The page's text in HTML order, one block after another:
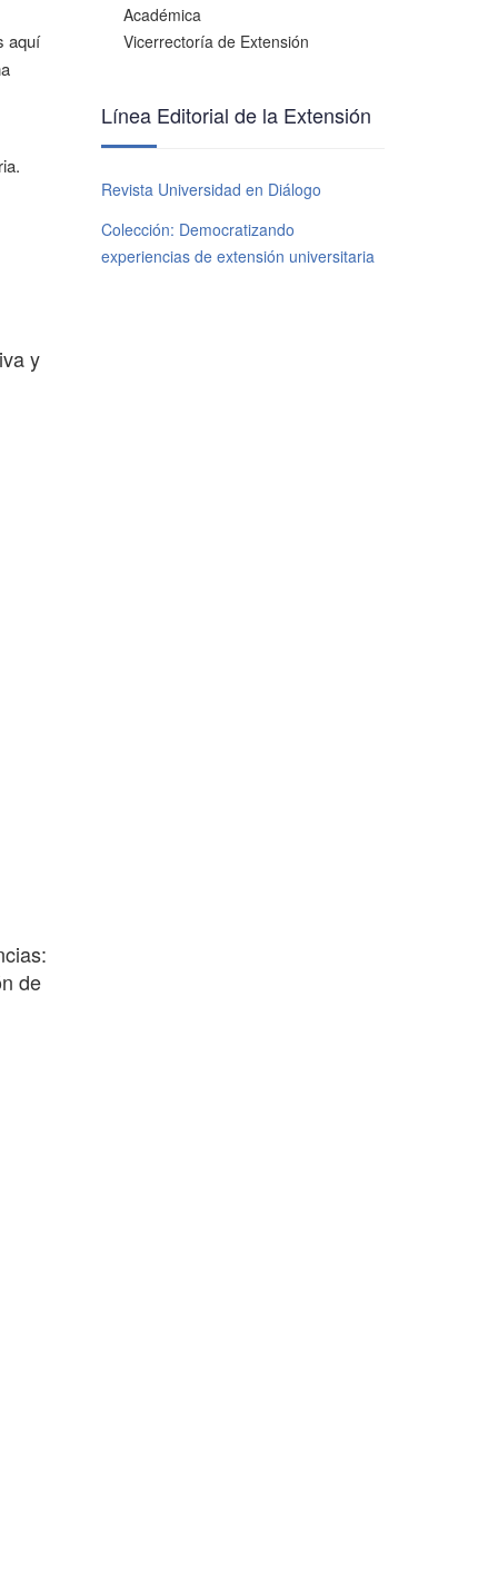
aquí
y
de
Académica
Vicerrectoría de Extensión
Línea Editorial de la Extensión
Revista Universidad en Diálogo
Colección: Democratizando
experiencias de extensión universitaria